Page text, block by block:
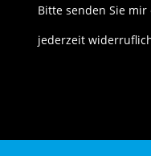
Bitte senden Sie
jederzeit